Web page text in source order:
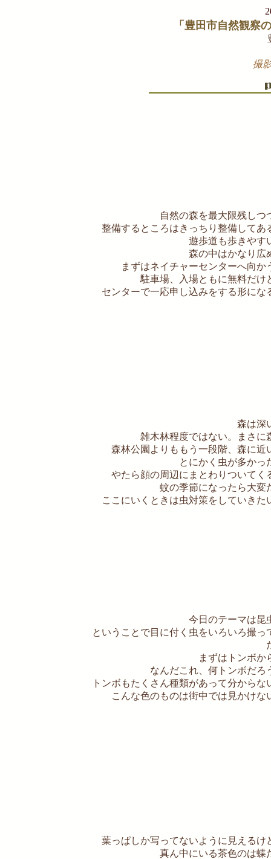
「豊田市自然観察
撮
自然の森を最大限残しつ
整備するところはきっちり整備してあ
遊歩道も歩きやす
森の中はかなり広
まずはネイチャーセンターへ向か
駐車場、入場ともに無料だけ
センターで一応申し込みをする形にな
森は深
雑木林程度ではない。まさに
森林公園よりももう一段階、森に近
とにかく虫が多かっ
やたら顔の周辺にまとわりついてく
蚊の季節になったら大変
ここにいくときは虫対策をしていきた
今日のテーマは昆
ということで目に付く虫をいろいろ撮っ
まずはトンボか
なんだこれ、何トンボだろ
トンボもたくさん種類があって分からな
こんな色のものは街中では見かけな
葉っぱしか写ってないように見えるけ
真ん中にいる茶色のは蝶